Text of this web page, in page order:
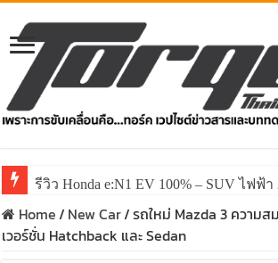
รีวิว Honda e:N1 EV 100% – SUV ไฟ
รีวิว ลองขับ All New GWM HAVAL
Home/ New Car/รถใหม่ Mazda 3 ความ
เวอร์ชั่น Hatchback และ Sedan